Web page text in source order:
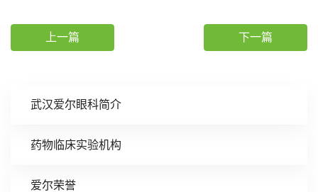
武汉爱尔眼科简介
药物临床实验机构
爱尔荣誉
上一篇 下一篇